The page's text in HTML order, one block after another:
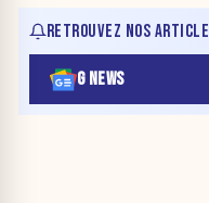
RETROUVEZ NOS
G NEWS